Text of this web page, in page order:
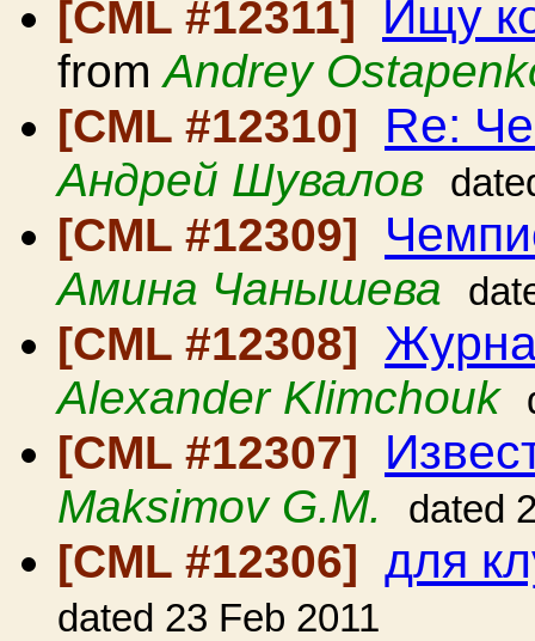
[CML #12311] Ищу
fromAndrey
[CML #12310]
Re:
Андрей Шувалов
[CML #12309]
Амина Чанышева
[CML #12308]
Alexander Klimchouk
[CML #12307]
Maksimov G.M. dated
[CML #12306] для
dated 23 Feb 2011